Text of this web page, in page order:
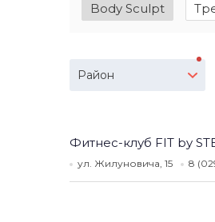
Body Sculpt
Район
Фитнес-клуб FIT by
ул. Жилуновича, 15 8